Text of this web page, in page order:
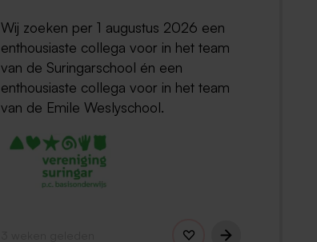
Wij zoeken per 1 augustus 2026 een
enthousiaste collega voor in het team
van de Suringarschool én een
enthousiaste collega voor in het team
van de Emile Weslyschool.